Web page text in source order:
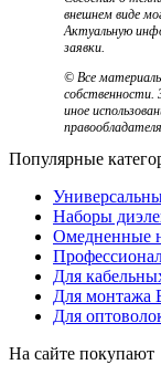
внешнем виде
Актуальную
заявки.
© Все
собственности.
иное
правообладателя.
Популярные
Наборы
Омедненные
Для
Для
Для
На сайте покупают